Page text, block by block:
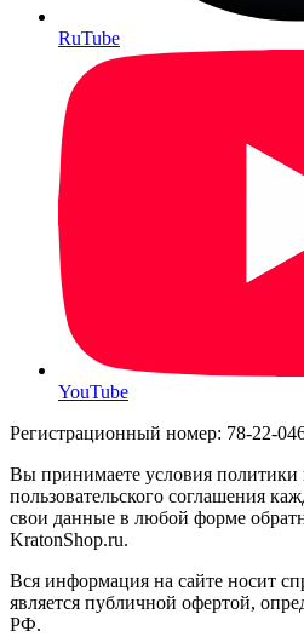
RuTube
YouTube
Регистрационный номер: 78-22-
Вы принимаете условия политики
пользовательского соглашения
свои данные в любой форме
KratonShop.ru.
Вся информация на сайте носит
является публичной офертой,
РФ.